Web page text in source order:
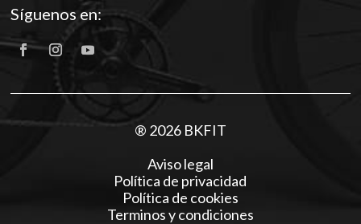
Síguenos en:
® 2026 BKFIT
Aviso legal
Política de privacidad
Política de cookies
Terminos y condiciones